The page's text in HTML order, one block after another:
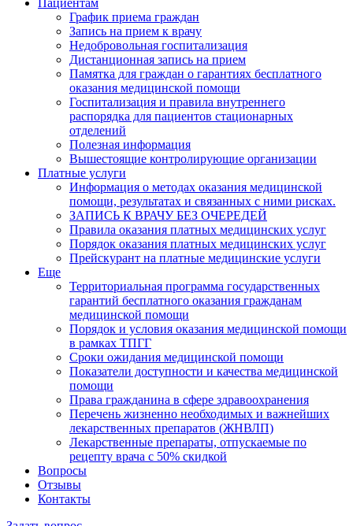
Пациентам
График приема граждан
Запись на прием к врачу
Недобровольная госпитализация
Дистанционная запись на прием
Памятка для граждан о гарантиях бесплатного
оказания медицинской помощи
Госпитализация и правила внутреннего
распорядка для пациентов стационарных
отделений
Полезная информация
Вышестоящие контролирующие организации
Платные услуги
Информация о методах оказания медицинской
помощи, результатах и связанных с ними рисках.
ЗАПИСЬ К ВРАЧУ БЕЗ ОЧЕРЕДЕЙ
Правила оказания платных медицинских услуг
Порядок оказания платных медицинских услуг
Прейскурант на платные медицинские услуги
Еще
Территориальная программа государственных
гарантий бесплатного оказания гражданам
медицинской помощи
Порядок и условия оказания медицинской помощи
в рамках ТПГГ
Сроки ожидания медицинской помощи
Показатели доступности и качества медицинской
помощи
Права гражданина в сфере здравоохранения
Перечень жизненно необходимых и важнейших
лекарственных препаратов (ЖНВЛП)
Лекарственные препараты, отпускаемые по
рецепту врача с 50% скидкой
Вопросы
Отзывы
Контакты